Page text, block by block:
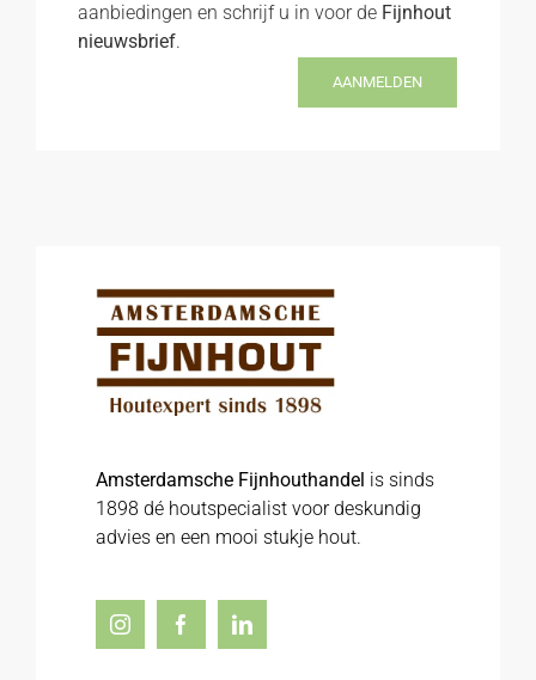
aanbiedingen en schrijf u in voor de Fijnhout
nieuwsbrief.
AANMELDEN
Amsterdamsche Fijnhouthandel is sinds
1898 dé houtspecialist voor deskundig
advies en een mooi stukje hout.